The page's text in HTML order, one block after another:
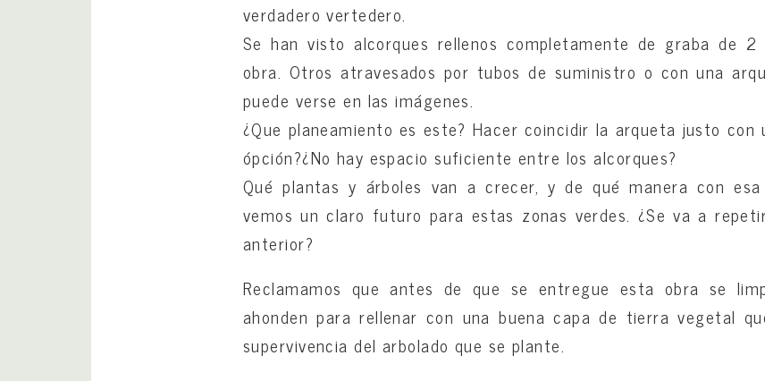
verdadero vertedero.
Se han visto alcorques rellenos completamente de graba de
obra. Otros atravesados por tubos de suministro o con una
puede verse en las imágenes.
¿Que planeamiento es este? Hacer coincidir la arqueta justo con
ópción?¿No hay espacio suficiente entre los alcorques?
Qué plantas y árboles van a crecer, y de qué manera con
vemos un claro futuro para estas zonas verdes. ¿Se va a
anterior?
Reclamamos que antes de que se entregue esta obra se
ahonden para rellenar con una buena capa de tierra vegetal
supervivencia del arbolado que se plante.